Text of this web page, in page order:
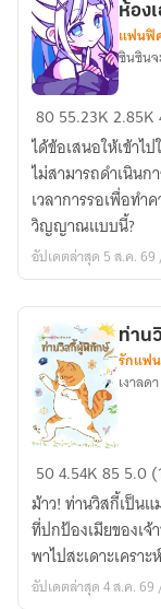
My
Hero
Academia]
อาโน~
ขอ
เป็น
เอ
นะคะ
สัก
พัก
หนึ่ง
ห้อง
แฟนฟิ
ซินซินจ
8055.23K2.85K
ได้ข้อเสนอให้เข้าไ
ไม่สามารถดำเนินก
เวลาการรอเพื่อทำ
วิญญาณแบบนี้?
อัปเดตล่าสุด 5 ส.ค. 69
ท่าน
วิสกี้
ผู้
พิทักษ์
(กำลัง
รี
ท่าน
รักแฟ
เงาลดา
504.54K85 5.0
ม้าว! ท่านวิสกี้เป็น
ที่ปกป้องเมียของเจ้
พาไปสะเดาะเครา
อัปเดตล่าสุด 4 ส.ค. 69